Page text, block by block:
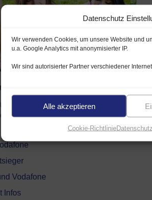
Datenschutz
Wir verwenden Cookies, um unsere Website und
u.a. Google Analytics mit anonymisierter IP.
Wir sind autorisierter Partner verschiedener
Alle akzeptieren
Cookie-RichtlinieDatenschutz
ausgebauten
massiv ausgebaut und erweitert, um
Flat Tarife das performante E-Plus Netz (
Vodafone
Infos